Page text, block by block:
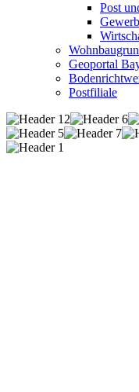
Post
Geoportal
Postfiliale